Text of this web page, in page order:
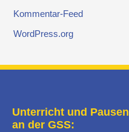
Kommentar-Feed
WordPress.org
Unterricht und Pausen
an der GSS: